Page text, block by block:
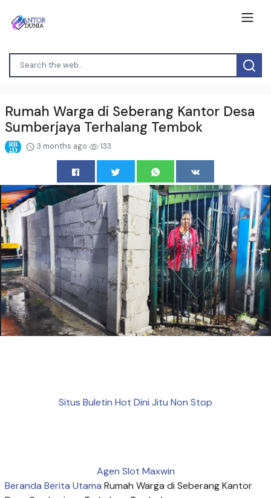
Rumah Warga di Seberang Kantor Desa
Sumberjaya Terhalang Tembok
3 months ago 133
Situs Buletin Hot Dini Jitu Non Stop
Agen Slot Maxwin
Beranda Berita Utama Rumah Warga di Seberang Kantor